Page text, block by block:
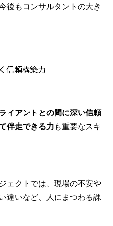
後もコンサルタントの大き
信頼構築力
イアントとの間に深い信頼
伴走できる力 も重要なスキ
ェクトでは、現場の不安や
違いなど、人にまつわる課